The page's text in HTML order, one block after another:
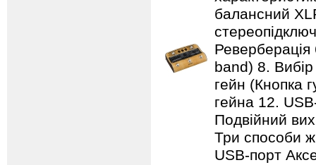
балансний
Реверберація
band) 8. Вибір
гейн (Кнопка
гейна 12.
Подвійний
Три способи
USB-порт